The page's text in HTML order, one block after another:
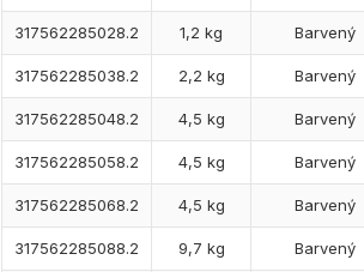
317562285028.2 1,2 kg Barvený
317562285038.2 2,2 kg Barvený
317562285048.2 4,5 kg Barvený
317562285058.2 4,5 kg Barvený
317562285068.2 4,5 kg Barvený
317562285088.2 9,7 kg Barvený